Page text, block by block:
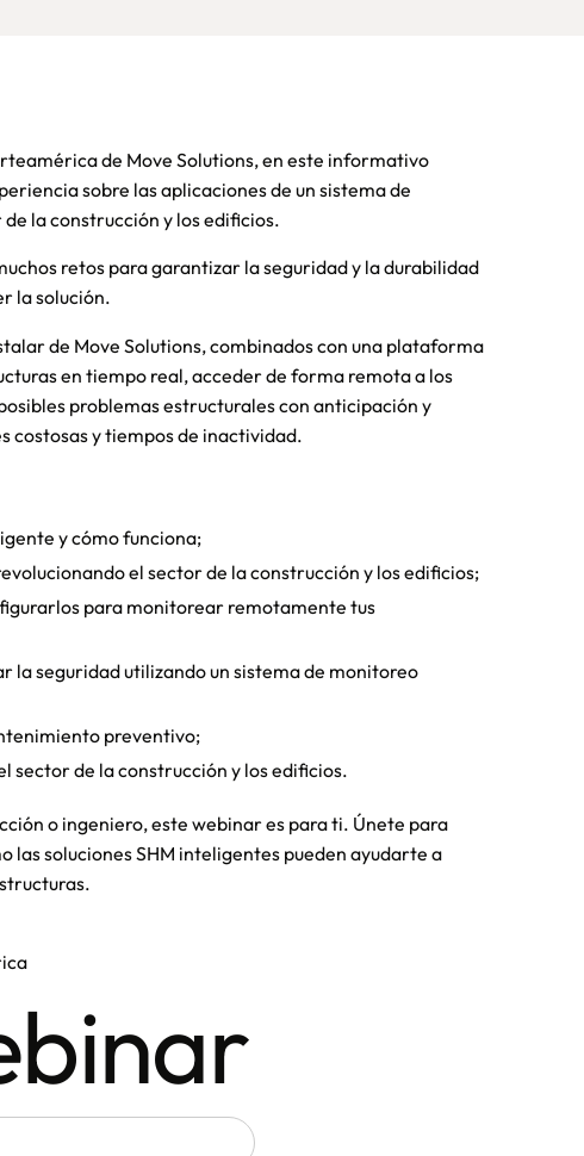
de Move Solutions, en este informativo
sobre las aplicaciones de un sistema de
la construcción y los edificios.
retos para garantizar la seguridad y la durabilidad
la solución.
de Move Solutions, combinados con una plataforma
en tiempo real, acceder de forma remota a los
problemas estructurales con anticipación y
costosas y tiempos de inactividad.
y cómo funciona;
el sector de la construcción y los edificios;
para monitorear remotamente tus
la seguridad utilizando un sistema de monitoreo
preventivo;
sector de la construcción y los edificios.
o ingeniero, este webinar es para ti. Únete para
soluciones SHM inteligentes pueden ayudarte a